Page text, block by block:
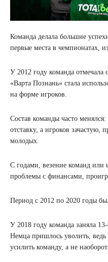
Команда делала большие
первые места в чемпионатах,
У 2012 году команда отмечала
«Варта Познань» стала
на форме игроков.
Состав команды часто
отставку, а игроков
молодых.
С годами, везение команд или
проблемы с финансами,
Период с 2012 по 2020 годы
У 2018 году команда заняла
Немца пришлось уволить, ведь
усилить команду, а не наоборот.